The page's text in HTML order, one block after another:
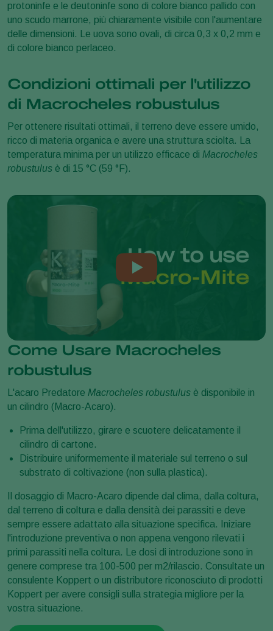
protoninfe e le deutoninfe sono di colore bianco pallido con
uno scudo marrone, più chiaramente visibile con l'aumentare
delle dimensioni. Le uova sono ovali, di circa 0,3 x 0,2 mm e
di colore bianco perlaceo.
Condizioni ottimali per l'utilizzo
di Macrocheles robustulus
Per ottenere risultati ottimali, il terreno deve essere umido,
ricco di materia organica e avere una struttura sciolta. La
temperatura minima per un utilizzo efficace di Macrocheles
robustulus è di 15 °C (59 °F).
Come Usare Macrocheles
robustulus
L'acaro Predatore Macrocheles robustulus è disponibile in
un cilindro (Macro-Acaro).
Prima dell'utilizzo, girare e scuotere delicatamente il
cilindro di cartone.
Distribuire uniformemente il materiale sul terreno o sul
substrato di coltivazione (non sulla plastica).
Il dosaggio di Macro-Acaro dipende dal clima, dalla coltura,
dal terreno di coltura e dalla densità dei parassiti e deve
sempre essere adattato alla situazione specifica. Iniziare
l'introduzione preventiva o non appena vengono rilevati i
primi parassiti nella coltura. Le dosi di introduzione sono in
genere comprese tra 100-500 per m2/rilascio. Consultate un
consulente Koppert o un distributore riconosciuto di prodotti
Koppert per avere consigli sulla strategia migliore per la
vostra situazione.